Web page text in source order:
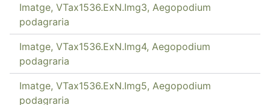
Imatge, VTax1536.ExN.Img3, Aegopodium
podagraria
Imatge, VTax1536.ExN.Img4, Aegopodium
podagraria
Imatge, VTax1536.ExN.Img5, Aegopodium
podagraria